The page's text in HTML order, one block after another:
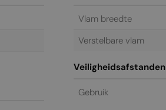
Vlam breedte
Verstelbare vlam
Veiligheidsafstanden
Gebruik